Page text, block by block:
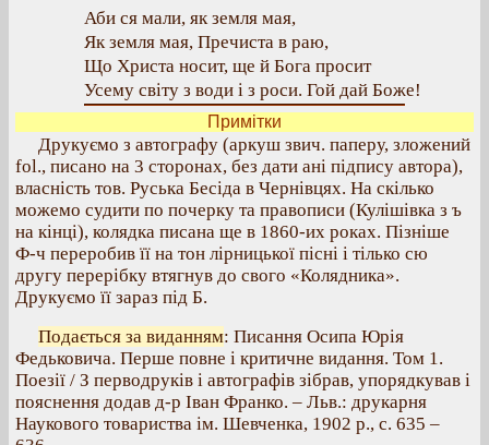
Аби ся мали, як земля мая,
Як земля мая, Пречиста в раю,
Що Христа носит, ще й Бога просит
Усему світу з води і з роси. Гой дай Боже!
Примітки
Друкуємо з автографу (аркуш звич. паперу, зложений
fol., писано на 3 сторонах, без дати ані підпису автора),
власність тов. Руська Бесіда в Чернівцях. На скілько
можемо судити по почерку та правописи (Кулішівка з ъ
на кінці), колядка писана ще в 1860-их роках. Пізніше
Ф-ч переробив її на тон лірницької пісні і тілько сю
другу перерібку втягнув до свого «Колядника».
Друкуємо її зараз під Б.
Подається за виданням: Писання Осипа Юрія
Федьковича. Перше повне і критичне видання. Том 1.
Поезії / З перводруків і автографів зібрав, упорядкував і
пояснення додав д-р Іван Франко. – Льв.: друкарня
Наукового товариства ім. Шевченка, 1902 р., с. 635 –